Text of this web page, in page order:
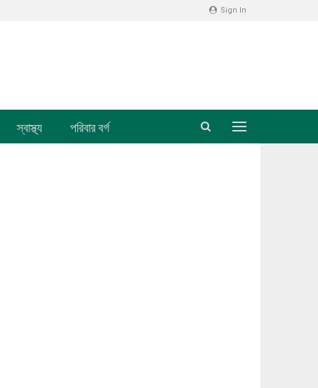
Sign In
স্বাস্থ্য পরিবার বর্গ